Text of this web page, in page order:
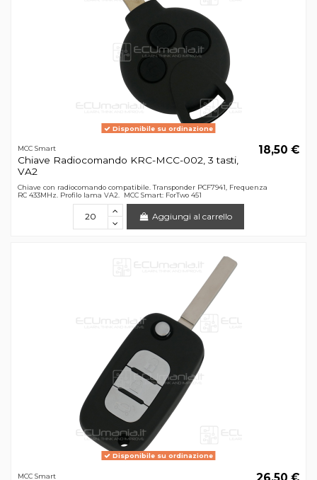
Disponibile su ordinazione
MCC Smart
Chiave Radiocomando KRC-MCC-002, 3 tasti,
VA2
18,50 €
Chiave con radiocomando compatibile. Transponder PCF7941, Frequenza
RC 433MHz. Profilo lama VA2. MCC Smart: ForTwo 451
Aggiungi al carrello
Disponibile su ordinazione
MCC Smart 26,50 €